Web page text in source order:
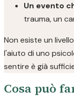
Un evento
trauma, un
Non esiste un
l'aiuto di uno
sentire è già
Cosa può